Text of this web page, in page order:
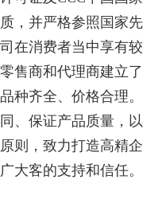
，并严格参照国家先
在消费者当中享有较
售商和代理商建立了
种齐全、价格合理。
、保证产品质量，以
则，致力打造高精企
大客的支持和信任。